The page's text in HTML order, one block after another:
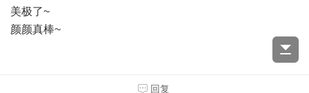
美极了~
颜颜真棒~
回复